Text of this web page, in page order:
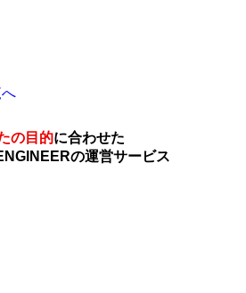
の目的に合わせた
の運営サービス